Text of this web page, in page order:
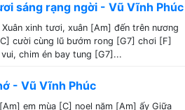
sáng rạng ngời - Vũ Vĩnh Phúc
xinh tươi, xuân [Am] đến trên nương
cười cùng lũ bướm rong [G7] chơi [F]
vui, chim én bay tung [G7]...
- Vũ Vĩnh Phúc
em mùa [C] noel năm [Am] ấy Giữa